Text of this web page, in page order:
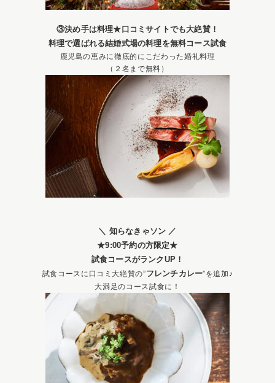
③決め手は料理★口コミサイトでも大絶賛！
料理で選ばれる結婚式場の料理を無料コース試食
鹿児島の恵みに徹底的にこだわった婚礼料理
（２名まで無料）
＼ 知らなきゃソン ／
★9:00予約の方限定★
試食コースがランクUP！
試食コースに口コミ大絶賛の”フレンチカレー”を追加♪
大満足のコース試食に！